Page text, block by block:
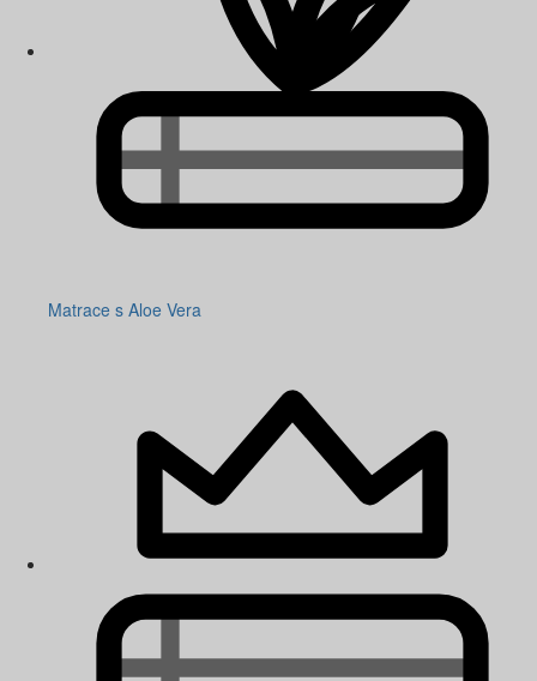
Matrace s Aloe Vera